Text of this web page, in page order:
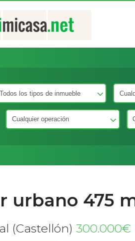
urbano 475
(Castellón) 300.000€